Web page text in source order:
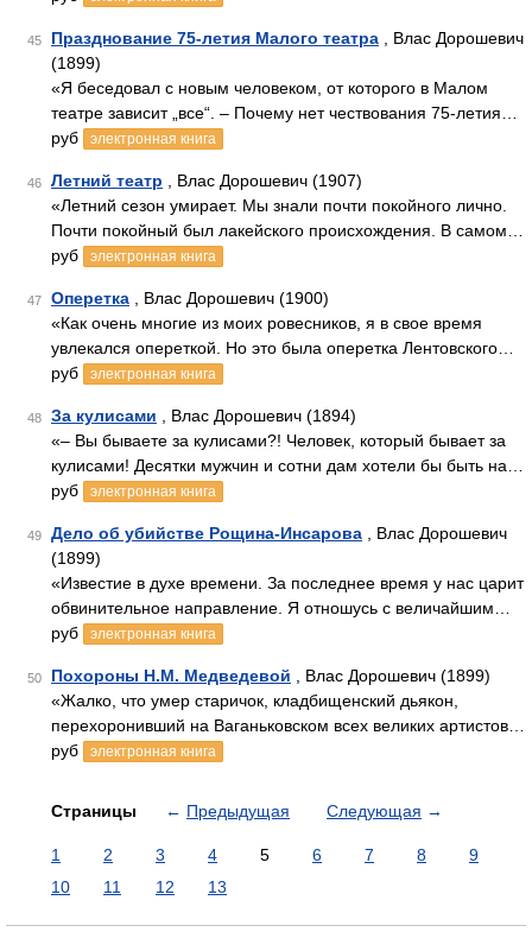
45 Празднование 75-летия Малого театра , Влас Дорошевич
(1899)
«Я беседовал с новым человеком, от которого в Малом
театре зависит „все“. – Почему нет чествования 75-летия…
руб
электронная книга
46 Летний театр , Влас Дорошевич (1907)
«Летний сезон умирает. Мы знали почти покойного лично.
Почти покойный был лакейского происхождения. В самом…
руб
электронная книга
47 Оперетка , Влас Дорошевич (1900)
«Как очень многие из моих ровесников, я в свое время
увлекался опереткой. Но это была оперетка Лентовского…
руб
электронная книга
48 За кулисами , Влас Дорошевич (1894)
«– Вы бываете за кулисами?! Человек, который бывает за
кулисами! Десятки мужчин и сотни дам хотели бы быть на…
руб
электронная книга
49 Дело об убийстве Рощина-Инсарова , Влас Дорошевич
(1899)
«Известие в духе времени. За последнее время у нас царит
обвинительное направление. Я отношусь с величайшим…
руб
электронная книга
50 Похороны Н.М. Медведевой , Влас Дорошевич (1899)
«Жалко, что умер старичок, кладбищенский дьякон,
перехоронивший на Ваганьковском всех великих артистов…
руб
электронная книга
Страницы ← Предыдущая Следующая →
1 2 3 4 5 6 7 8
9
10
11 12 13